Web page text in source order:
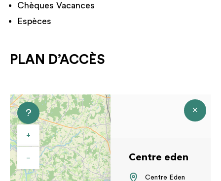
Chèques Vacances
Espèces
PLAN D’ACCÈS
+
− Centre eden
Centre Eden